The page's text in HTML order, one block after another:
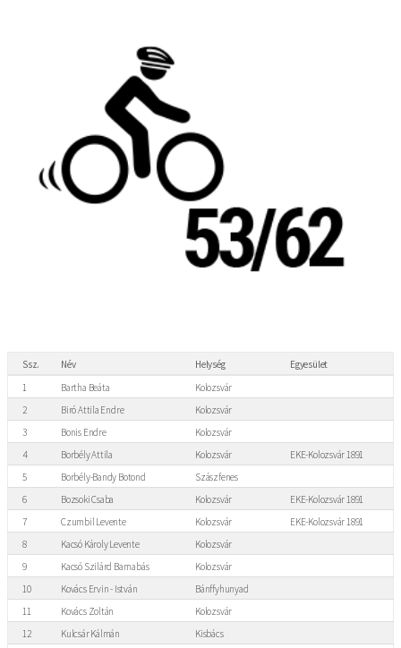
Ssz. Név Helység
Egyesület
1
Bartha Beáta
Kolozsvár
2
Biró Attila Endre
Kolozsvár
3
Bonis Endre
Kolozsvár
4
Borbély Attila Kolozsvár
EKE-Kolozsvár 1891
5
Borbély-Bandy Botond
Szászfenes
6
Bozsoki Csaba Kolozsvár
EKE-Kolozsvár 1891
7
Czumbil Levente Kolozsvár
EKE-Kolozsvár 1891
8
Kacsó Károly Levente
Kolozsvár
9
Kacsó Szilárd Barnabás
Kolozsvár
10
Kovács Ervin - István
Bánffyhunyad
11
Kovács Zoltán
Kolozsvár
12
Kulcsár Kálmán
Kisbács